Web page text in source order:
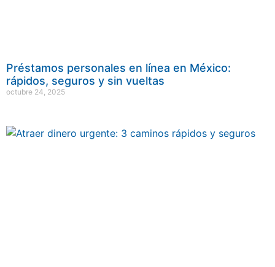
Préstamos personales en línea en México:
rápidos, seguros y sin vueltas
octubre 24, 2025